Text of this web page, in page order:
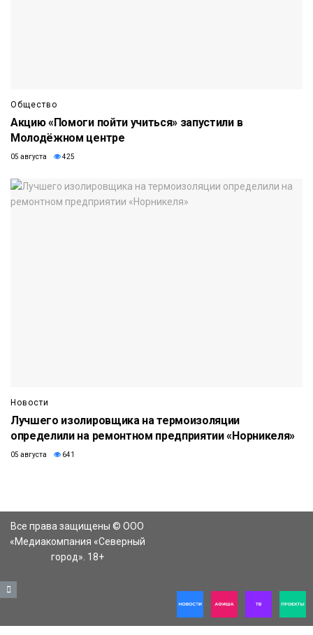
Общество
Акцию «Помоги пойти учиться» запустили в
Молодёжном центре
05 августа 425
Новости
Лучшего изолировщика на термоизоляции
определили на ремонтном предприятии «Норникеля»
05 августа 641
Все права защищены © ООО
«Медиакомпания «Северный
город». 18+